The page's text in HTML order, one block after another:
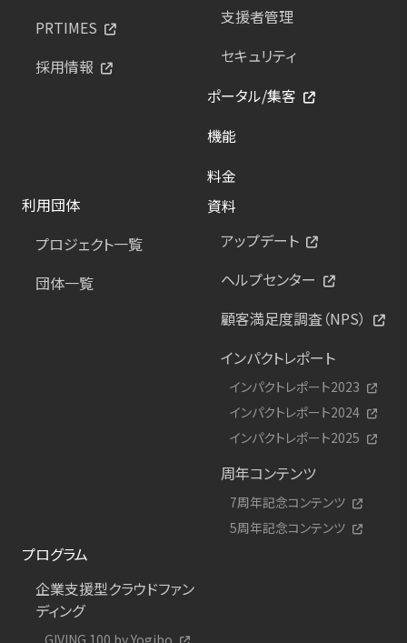
PRTIMES
採用情報
支援者管理
セキュリティ
ポータル/集客
機能
料金
利用団体
プロジェクト一覧
団体一覧
資料
アップデート
ヘルプセンター
顧客満足度調査（NPS）
インパクトレポート
インパクトレポート2023
インパクトレポート2024
インパクトレポート2025
周年コンテンツ
7周年記念コンテンツ
5周年記念コンテンツ
プログラム
企業支援型クラウドファン
ディング
GIVING 100 by Yogibo